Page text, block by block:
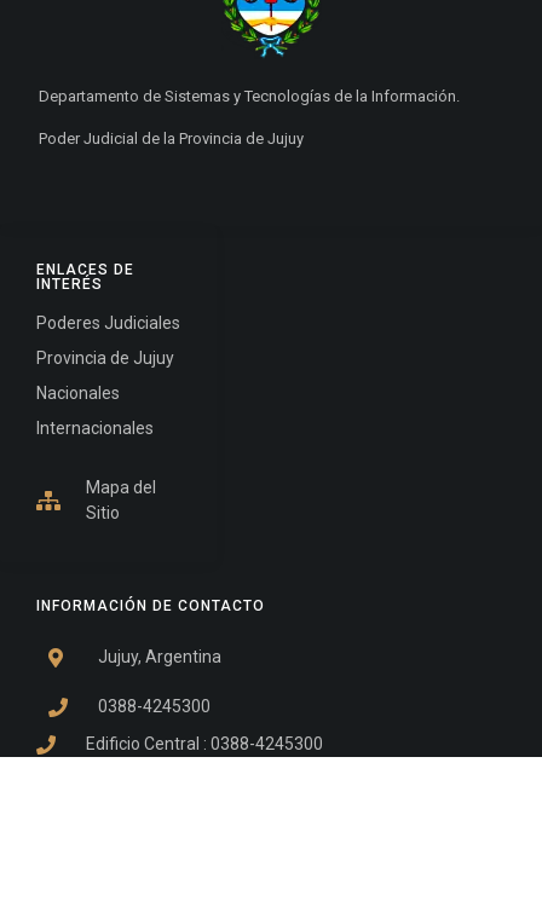
INFORMACIÓN DE CONTACTO
Jujuy, Argentina
0388-4245300
Edificio Central : 0388-4245300
ENLACES DE
INTERÉS
Poderes Judiciales
Provincia de Jujuy
Nacionales
Internacionales
Mapa del
Sitio
Departamento de Sistemas y Tecnologías de la Información.
Poder Judicial de la Provincia de Jujuy